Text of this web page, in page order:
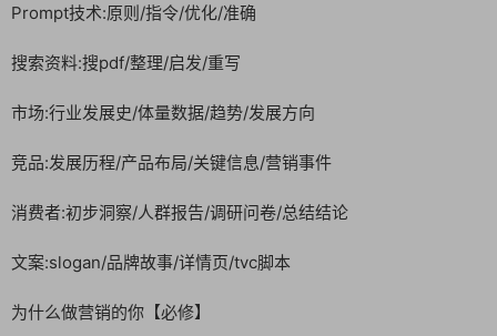
Prompt技术:原则/指令/优化/准确
搜索资料:搜pdf/整理/启发/重写
市场:行业发展史/体量数据/趋势/发展方向
竞品:发展历程/产品布局/关键信息/营销事件
消费者:初步洞察/人群报告/调研问卷/总结结论
文案:slogan/品牌故事/详情页/tvc脚本
为什么做营销的你【必修】